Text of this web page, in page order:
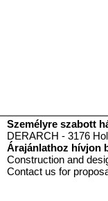
Személyre szabott
DERARCH - 3176
Árajánlathoz hívjon
Construction and
Contact us for